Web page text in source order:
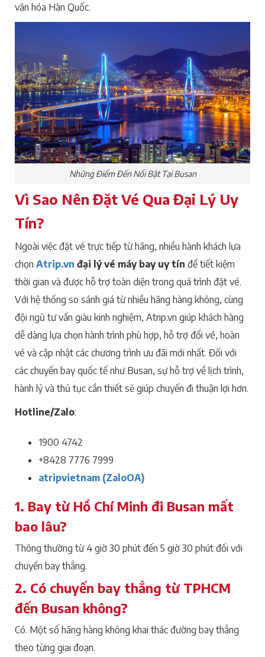
văn hóa Hàn Quốc.
Những Điểm Đến Nổi Bật Tại Busan
Vì Sao Nên Đặt Vé Qua Đại Lý Uy
Tín?
Ngoài việc đặt vé trực tiếp từ hãng, nhiều hành khách lựa
chọn Atrip.vn đại lý vé máy bay uy tín để tiết kiệm
thời gian và được hỗ trợ toàn diện trong quá trình đặt vé.
Với hệ thống so sánh giá từ nhiều hãng hàng không, cùng
đội ngũ tư vấn giàu kinh nghiệm, Atrip.vn giúp khách hàng
dễ dàng lựa chọn hành trình phù hợp, hỗ trợ đổi vé, hoàn
vé và cập nhật các chương trình ưu đãi mới nhất. Đối với
các chuyến bay quốc tế như Busan, sự hỗ trợ về lịch trình,
hành lý và thủ tục cần thiết sẽ giúp chuyến đi thuận lợi hơn.
Hotline/Zalo:
1900 4742
+8428 7776 7999
atripvietnam (ZaloOA)
1. Bay từ Hồ Chí Minh đi Busan mất
bao lâu?
Thông thường từ 4 giờ 30 phút đến 5 giờ 30 phút đối với
chuyến bay thẳng.
2. Có chuyến bay thẳng từ TPHCM
đến Busan không?
Có. Một số hãng hàng không khai thác đường bay thẳng
theo từng giai đoạn.